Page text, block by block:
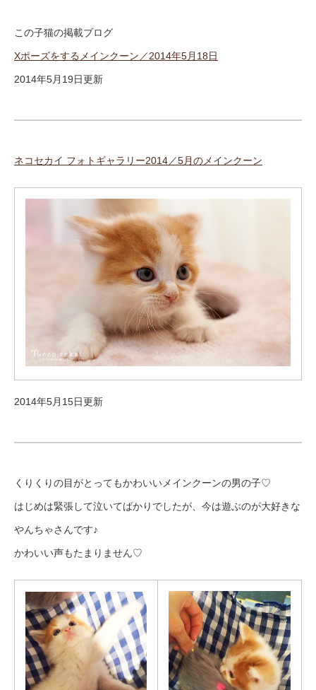
この子猫の掲載ブログ
Xポーズをするメインクーン／2014年5月18日
2014年5月19日更新
ネコセカイ フォトギャラリー2014／5月のメインクーン
2014年5月15日更新
くりくりの目がとってもかわいいメインクーンの男の子♡
はじめは緊張して泣いてばかりでしたが、今は遊ぶのが大好きな
やんちゃさんです♪
かわいい声もたまりません♡